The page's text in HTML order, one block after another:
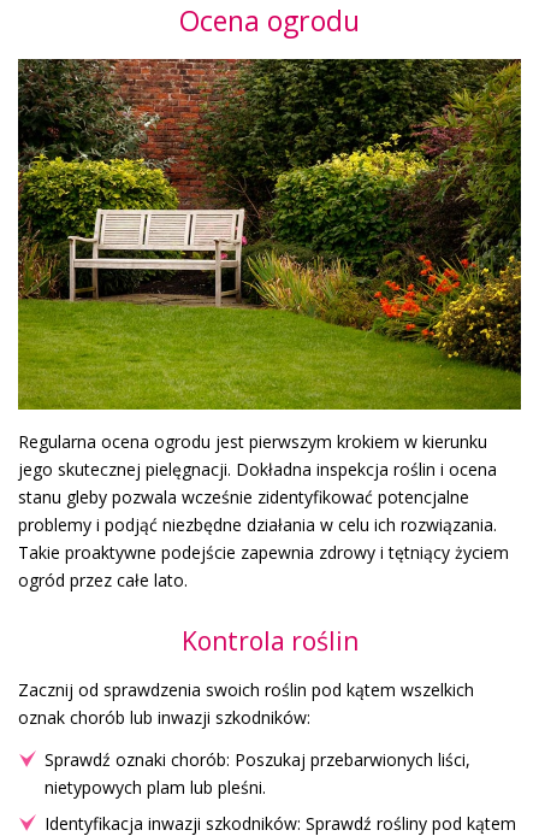
Ocena ogrodu
Regularna ocena ogrodu jest pierwszym krokiem w kierunku
jego skutecznej pielęgnacji. Dokładna inspekcja roślin i ocena
stanu gleby pozwala wcześnie zidentyfikować potencjalne
problemy i podjąć niezbędne działania w celu ich rozwiązania.
Takie proaktywne podejście zapewnia zdrowy i tętniący życiem
ogród przez całe lato.
Kontrola roślin
Zacznij od sprawdzenia swoich roślin pod kątem wszelkich
oznak chorób lub inwazji szkodników:
Sprawdź oznaki chorób: Poszukaj przebarwionych liści,
nietypowych plam lub pleśni.
Identyfikacja inwazji szkodników: Sprawdź rośliny pod kątem